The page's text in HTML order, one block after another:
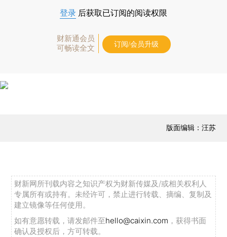
登录 后获取已订阅的阅读权限
财新通会员
可畅读全文
订阅/会员升级
版面编辑：汪苏
财新网所刊载内容之知识产权为财新传媒及/或相关权利人
专属所有或持有。未经许可，禁止进行转载、摘编、复制及
建立镜像等任何使用。
如有意愿转载，请发邮件至hello@caixin.com ，获得书面
确认及授权后，方可转载。